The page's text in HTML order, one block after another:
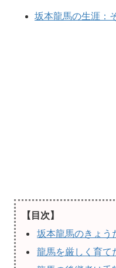
坂本龍馬の生涯：
【目次】
坂本龍馬のきょう
龍馬を厳しく育て